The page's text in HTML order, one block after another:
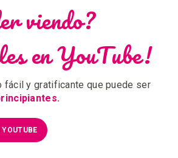
viendo?
en YouTube!
fácil y gratificante que puede ser